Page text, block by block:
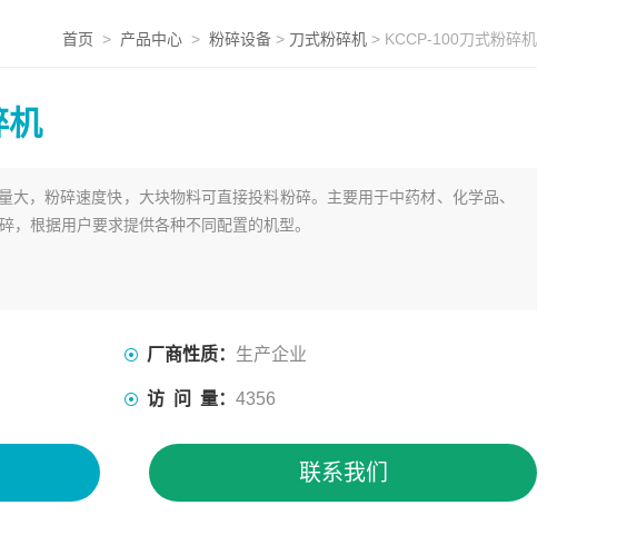
首页 > 产品中心 > 粉碎设备 > 刀式粉碎机 > KCCP-100刀式粉碎机
机
大，粉碎速度快，大块物料可直接投料粉碎。主要用于中药材、化学品、
，根据用户要求提供各种不同配置的机型。
厂商性质： 生产企业
访 问 量：4356
联系我们